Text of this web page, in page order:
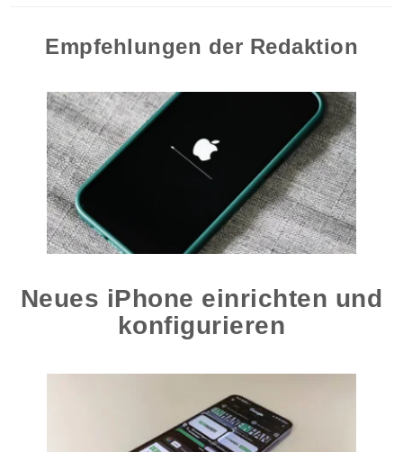
Empfehlungen der Redaktion
Neues iPhone einrichten und
konfigurieren